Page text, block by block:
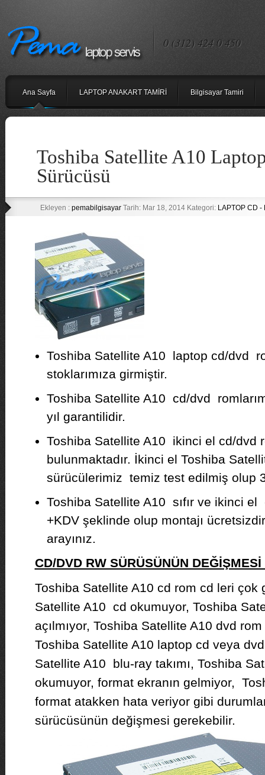
0 (312) 424 0 450
Ana Sayfa LAPTOP ANAKART TAMİRİ Bilgisayar Tamiri
Toshiba Satellite A10
Sürücüsü
Ekleyen : pemabilgisayarTarih: Mar 18, 2014 Kategori: LAPTOP CD -
Toshiba Satellite A10 laptop cd/dvd
stoklarımıza girmiştir.
Toshiba Satellite A10 cd/dvd
yıl garantilidir.
Toshiba Satellite A10 ikinci el cd/dvd
bulunmaktadır. İkinci el Toshiba
sürücülerimiz temiz test edilmiş olup
Toshiba Satellite A10 sıfır ve ikinci el
+KDV şeklinde olup montajı
arayınız.
CD/DVD RW SÜRÜSÜNÜN
Toshiba Satellite A10 cd rom cd leri çok
Satellite A10 cd okumuyor, Toshiba
açılmıyor, Toshiba Satellite A10 dvd
Toshiba Satellite A10 laptop cd veya
Satellite A10 blu-ray takımı, Toshiba
okumuyor, format ekranın gelmiyor,
format atakken hata veriyor gibi
sürücüsünün değişmesi gerekebilir.